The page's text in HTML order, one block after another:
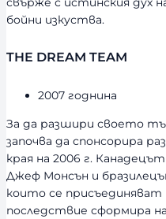
бойни изкуства.
THE DREAM TEAM
2007 годнина
За да разшири своето
започва да спонсорира
края на 2006 г.
Джеф Монсън и
които се присъединяват
последствие сформира